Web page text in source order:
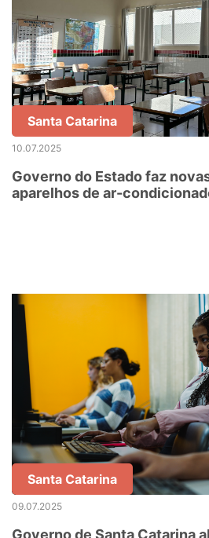
Santa Catarina
10.07.2025
Governo do Estado faz
aparelhos de ar-
Santa Catarina
09.07.2025
Governo de Santa Catarina